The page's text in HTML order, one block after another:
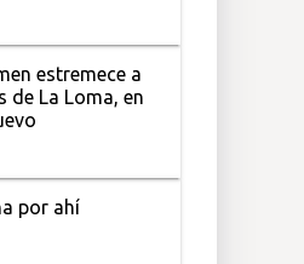
estremece a
de La Loma, en
por ahí